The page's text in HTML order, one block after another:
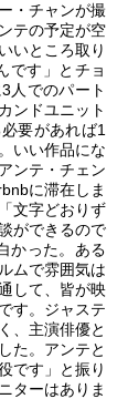
・チャンが撮
テの予定が空
いところ取り
です」とチョ
人でのパート
ンドユニット
要があれば1
いい作品にな
ンテ・チェン
に滞在しま
文字どおりず
ができるので
かった。ある
ムで雰囲気は
して、皆が映
す。ジャステ
、主演俳優と
た。アンテと
です」と振り
ターはありま